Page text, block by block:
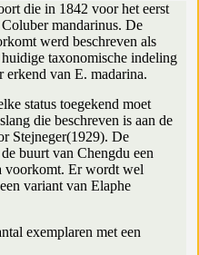
die in 1842 voor het eerst
mandarinus. De
werd beschreven als
taxonomische indeling
erkend van E. madarina.
status toegekend moet
die beschreven is aan de
Stejneger(1929). De
buurt van Chengdu een
voorkomt. Er wordt wel
variant van Elaphe
exemplaren met een